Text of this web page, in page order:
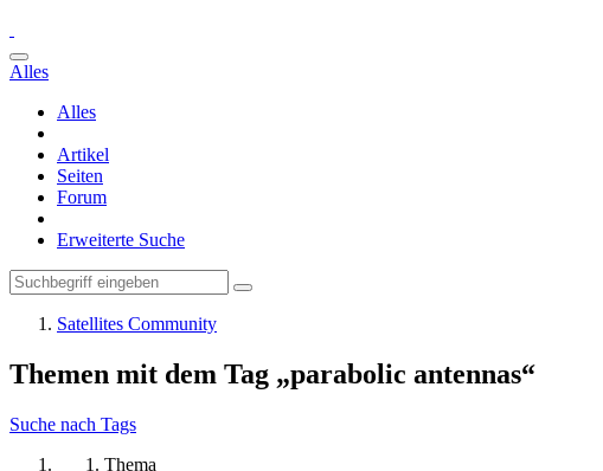
Alles
Alles
Artikel
Seiten
Forum
Erweiterte Suche
Satellites Community
Themen mit dem Tag „parabolic antennas“
Suche nach Tags
Thema